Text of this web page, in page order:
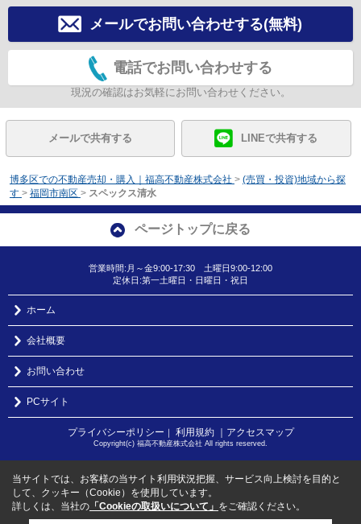
メールでお問い合わせする(無料)
電話でお問い合わせする
現況の確認はお気軽にお問い合わせください。
メールで共有する LINEで共有する
博多区での不動産売却・購入｜福高不動産株式会社 > (売買・投資)地域から探
す > 福岡市南区 > スペックス清水
ページトップに戻る
営業時間:月～金9:00-17:30 土曜日9:00-12:00
定休日:第一土曜日・日曜日・祝日
ホーム
会社概要
お問い合わせ
PCサイト
プライバシーポリシー 利用規約 ｜アクセスマップ
Copyright(c) 福高不動産株式会社 All rights reserved.
当サイトでは、お客様の当サイト利用状況把握、サービス向上検討を目的と
して、クッキー（Cookie）を使用しています。
詳しくは、当社の 「Cookieの取扱いについて」 をご確認ください。